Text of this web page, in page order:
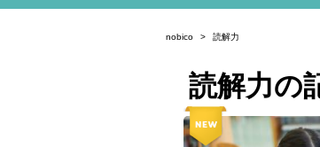
nobico 読解力
読解力の